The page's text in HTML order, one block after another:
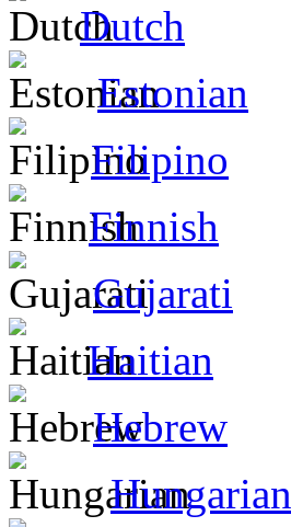
Dutch
Estonian
Filipino
Finnish
Gujarati
Haitian
Hebrew
Hungarian